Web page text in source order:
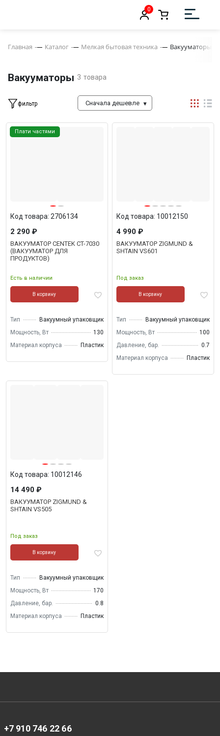
0
Главная Каталог Мелкая бытовая техника Вакууматоры
Вакууматоры 3 товара
фильтр Сначала дешевле
Плати частями
ВАКУУМАТОР CENTEK CT-7030
(ВАКУУМАТОР ДЛЯ
ПРОДУКТОВ)
Есть в наличии
Код товара: 2706134
2 290 ₽
В корзину
Тип
Вакуумный упаковщик
Мощность, Вт
130
Материал корпуса
Пластик
ВАКУУМАТОР ZIGMUND &
SHTAIN VS601
Под заказ
Код товара: 10012150
4 990 ₽
В корзину
Тип
Вакуумный упаковщик
Мощность, Вт
100
Давление, бар.
0.7
Материал корпуса
Пластик
ВАКУУМАТОР ZIGMUND &
SHTAIN VS505
Под заказ
Код товара: 10012146
14 490 ₽
В корзину
Тип
Вакуумный упаковщик
Мощность, Вт
170
Давление, бар.
0.8
Материал корпуса
Пластик
+7 910 746 22 66